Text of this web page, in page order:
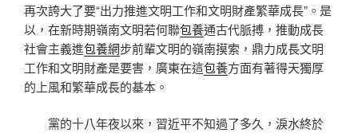
再次誇大了要“出力推進文明工作和文明財產繁華成長”。是
以，在新時期嶺南文明若何聯包養通古代脈搏，推動成長
社會主義進包養網步前輩文明的嶺南摸索，鼎力成長文明
工作和文明財產是要害，廣東在這包養方面有著得天獨厚
的上風和繁華成長的基本。
黨的十八年夜以來，習近平不知過了多久，淚水終於